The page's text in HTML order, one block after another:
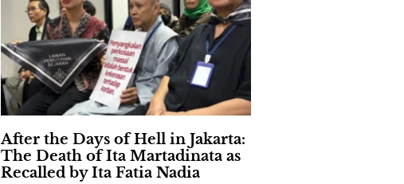
After the Days of Hell in Jakarta:
The Death of Ita Martadinata as
Recalled by Ita Fatia Nadia